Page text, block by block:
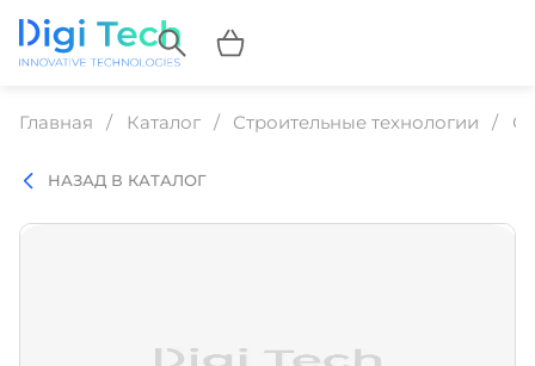
Главная Каталог Строительные технологии
НАЗАД В КАТАЛОГ